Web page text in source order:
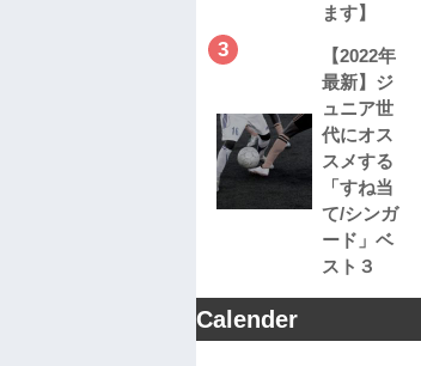
ます】
3
【2022年
最新】ジ
ュニア世
代にオス
スメする
「すね当
て/シンガ
ード」ベ
スト３
Calender